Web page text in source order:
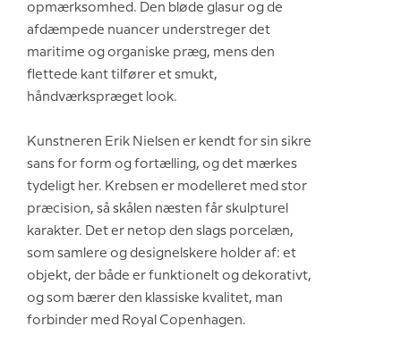
opmærksomhed. Den bløde glasur og de
afdæmpede nuancer understreger det
maritime og organiske præg, mens den
flettede kant tilfører et smukt,
håndværkspræget look.
Kunstneren Erik Nielsen er kendt for sin sikre
sans for form og fortælling, og det mærkes
tydeligt her. Krebsen er modelleret med stor
præcision, så skålen næsten får skulpturel
karakter. Det er netop den slags porcelæn,
som samlere og designelskere holder af: et
objekt, der både er funktionelt og dekorativt,
og som bærer den klassiske kvalitet, man
forbinder med Royal Copenhagen.